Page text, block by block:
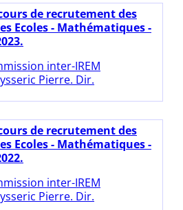
de recrutement des
Ecoles - Mathématiques -
inter-IREM
Pierre. Dir.
de recrutement des
Ecoles - Mathématiques -
inter-IREM
Pierre. Dir.